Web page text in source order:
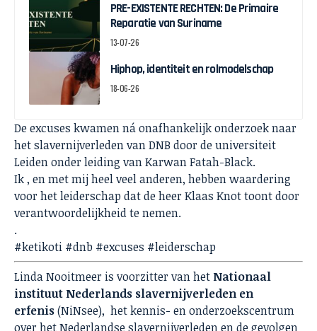
PRE-EXISTENTE RECHTEN: De Primaire
Reparatie van Suriname
13-07-26
Hiphop, identiteit en rolmodelschap
18-06-26
De excuses kwamen ná onafhankelijk onderzoek naar
het slavernijverleden van DNB door de universiteit
Leiden onder leiding vanKarwan Fatah-Black.
Ik , en met mij heel veel anderen, hebben waardering
voor het leiderschap dat de heerKlaas Knottoont door
verantwoordelijkheid te nemen.
.
#ketikoti #dnb #excuses #leiderschap
Linda Nooitmeer is voorzitter van het Nationaal
instituut Nederlands slavernijverleden en
erfenis(NiNsee), het kennis- en onderzoekscentrum
over hetNederlandse slavernijverleden en de gevolgen